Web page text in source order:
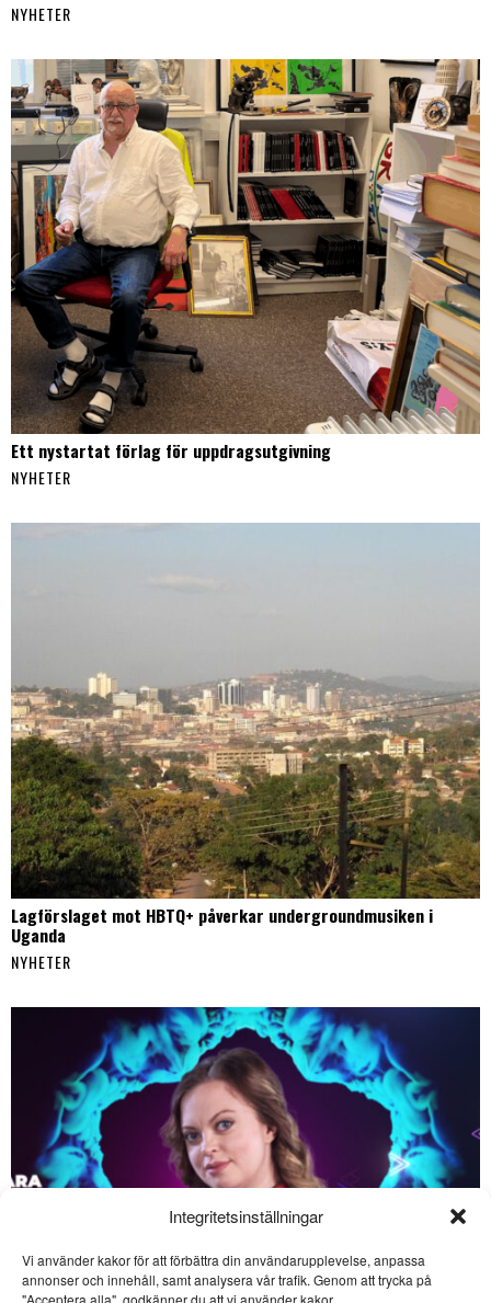
Integritetsinställningar
Vi använder kakor för att förbättra din användarupplevelse, anpassa
annonser och innehåll, samt analysera vår trafik. Genom att trycka på
"Acceptera alla", godkänner du att vi använder kakor.
NYHETER
Ett nystartat förlag för uppdragsutgivning
NYHETER
Lagförslaget mot HBTQ+ påverkar undergroundmusiken i
Uganda
NYHETER
SE ÄVEN